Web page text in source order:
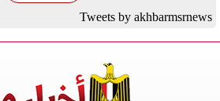
Tweets by akhbarmsrnews